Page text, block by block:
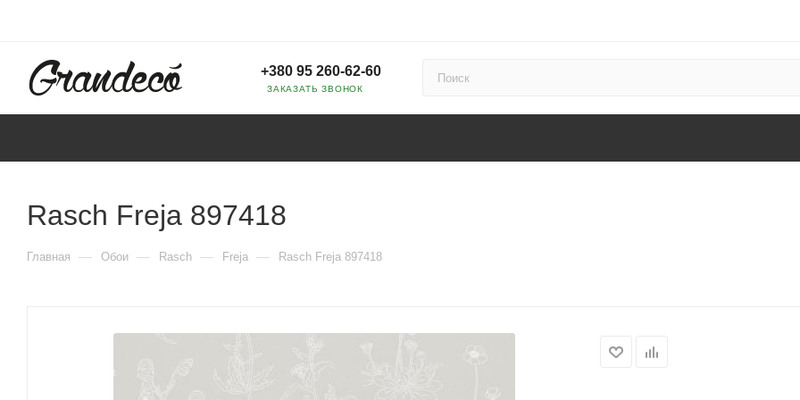
+380 95 260-62-60
ЗАКАЗАТЬ ЗВОНОК
Rasch Freja 897418
Главная — Обои — Rasch — Freja — Rasch Freja 897418